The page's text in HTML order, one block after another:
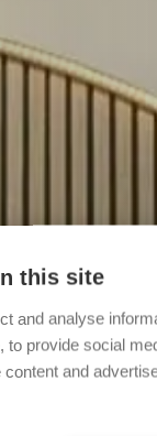
this site
and analyse
to provide social
and